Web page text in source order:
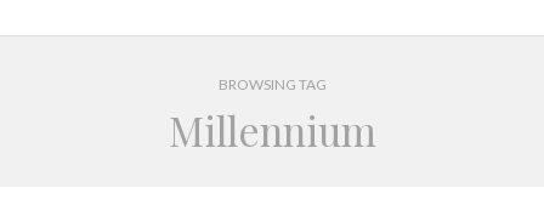
BROWSING TAG
Millennium